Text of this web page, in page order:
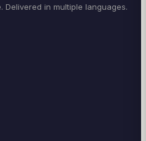
Delivered in multiple languages.